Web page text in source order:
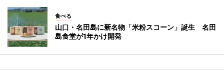
食べる
山口・名田島に新名物「米粉スコーン」誕生 名田
島食堂が1年かけ開発